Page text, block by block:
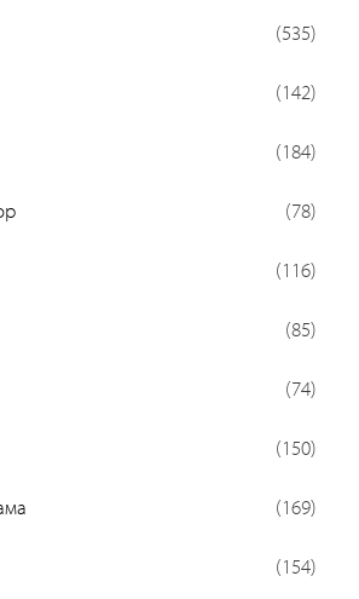
(535)
(142)
(184)
(78)
(116)
(85)
(74)
(150)
(169)
(154)